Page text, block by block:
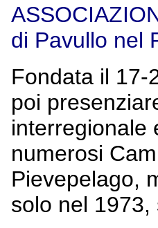
di Pavullo nel
Fondata il 17-
poi
interregionale
numerosi
Pievepelago,
solo nel